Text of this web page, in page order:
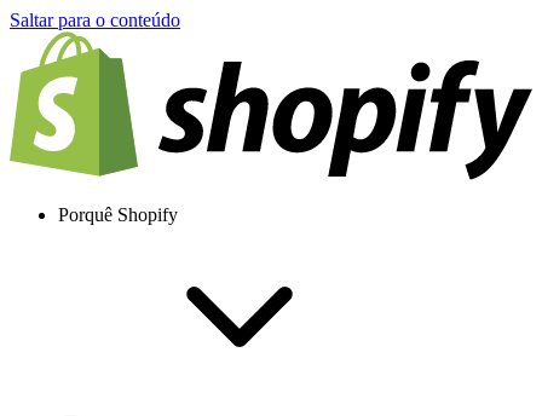
Saltar para o conteúdo
Porquê Shopify